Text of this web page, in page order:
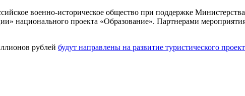
военно-историческое общество при поддержке
национального проекта «Образование». Партнерами
рублей будут направлены на развитие туристического